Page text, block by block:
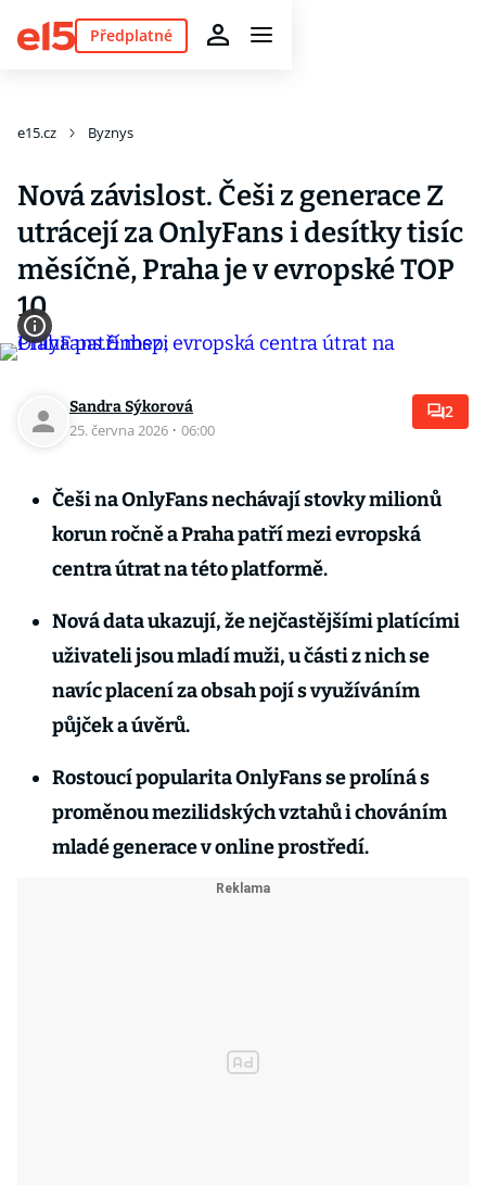
Předplatné
e15.cz Byznys
Nová závislost. Češi z generace Z
utrácejí za OnlyFans i desítky tisíc
měsíčně, Praha je v evropské TOP
10
Sandra Sýkorová
25. června 2026 · 06:00
2
Češi na OnlyFans nechávají stovky milionů
korun ročně a Praha patří mezi evropská
centra útrat na této platformě.
Nová data ukazují, že nejčastějšími platícími
uživateli jsou mladí muži, u části z nich se
navíc placení za obsah pojí s využíváním
půjček a úvěrů.
Rostoucí popularita OnlyFans se prolíná s
proměnou mezilidských vztahů i chováním
mladé generace v online prostředí.